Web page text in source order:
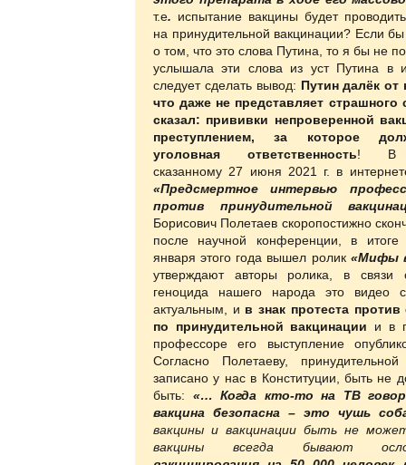
т.е. испытание вакцины будет
на принудительной вакцинации? Если бы
о том, что это слова Путина, то я бы не
услышала эти слова из уст Путина в
следует сделать вывод: Путин далёк от
что даже не представляет страшного
сказал: прививки непроверенной
преступлением, за которое
уголовная ответственность! В
сказанному 27 июня 2021 г. в
«Предсмертное интервью
против принудительной
Борисович Полетаев скоропостижно
после научной конференции, в итоге
января этого года вышел ролик «Мифы
утверждают авторы ролика, в связи
геноцида нашего народа это видео
актуальным, и в знак протеста
по принудительной вакцинации и в
профессоре его выступление
Согласно Полетаеву,
записано у нас в Конституции, быть не
быть: «… Когда кто-то на ТВ
вакцина безопасна – это чушь
вакцины и вакцинации быть не
вакцины всегда бывают